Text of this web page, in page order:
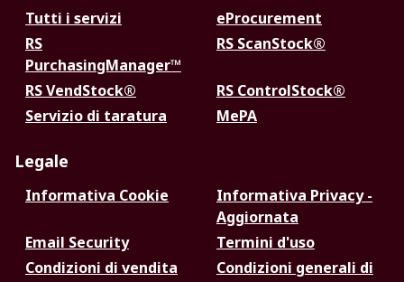
Tutti i servizi
eProcurement
RS
PurchasingManager™
RS ScanStock®
RS VendStock®
RS ControlStock®
Servizio di taratura
MePA
Legale
Informativa Cookie
Informativa Privacy -
Aggiornata
Email Security
Termini d'uso
Condizioni di vendita
Condizioni generali di